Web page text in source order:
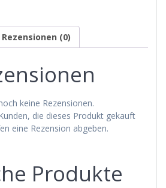
Rezensionen (0)
keine Rezensionen.
die dieses Produkt gekauft
eine Rezension abgeben.
Produkte